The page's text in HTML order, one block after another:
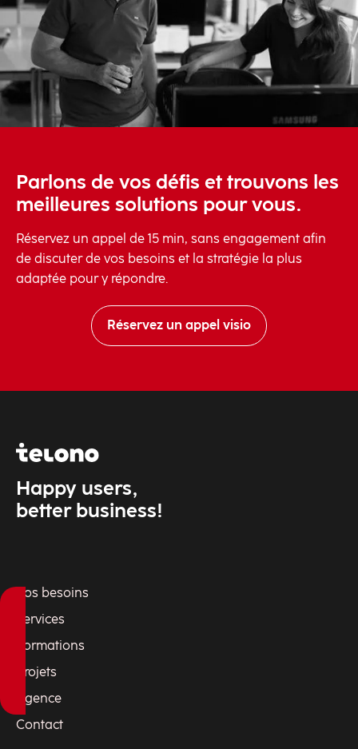
Parlons de vos défis et trouvons les
meilleures solutions pour vous.
Réservez un appel de 15 min, sans engagement afin
de discuter de vos besoins et la stratégie la plus
adaptée pour y répondre.
Réservez un appel visio
Happy users,
better business!
Vos besoins
Services
Formations
Projets
Agence
Contact